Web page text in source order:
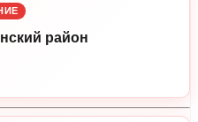
район